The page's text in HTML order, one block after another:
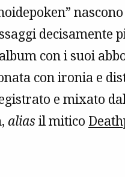
decisamente
con i suoi
con ironia e
e mixato
alias il mitico